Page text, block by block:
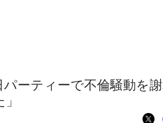
ーティーで不倫騒動を